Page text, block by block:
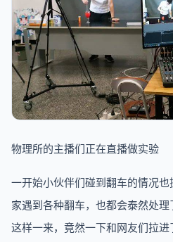
物理所的主播们正在直播做实验
一开始小伙伴们碰到翻车的情况
家遇到各种翻车，也都会泰然处理
这样一来，竟然一下和网友们拉进